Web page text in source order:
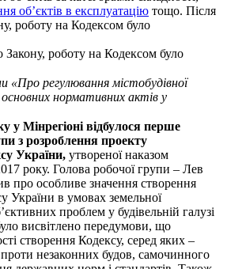
об’єктів в експлуатацію тощо. Після
роботу на Кодексом було
Закону, роботу на Кодексом було
«Про регулювання містобудівної
основних нормативних актів у
у Мінрегіоні відбулося перше
з розроблення проекту
України, утвореної наказом
року. Голова робочої групи – Лев
про особливе значення створення
України в умовах земельної
проблем у будівельній галузі
висвітлено передумови, що
створення Кодексу, серед яких –
проти незаконних будов, самочинного